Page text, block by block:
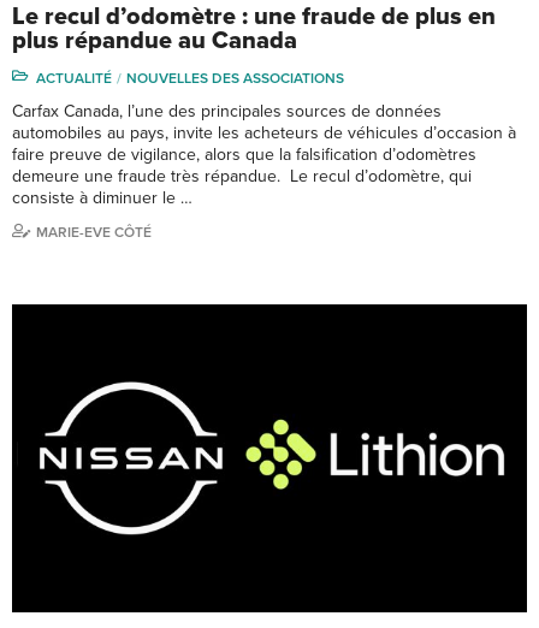
Le recul d’odomètre : une fraude de plus en
plus répandue au Canada
ACTUALITÉ NOUVELLES DES ASSOCIATIONS
Carfax Canada, l’une des principales sources de données
automobiles au pays, invite les acheteurs de véhicules d’occasion à
faire preuve de vigilance, alors que la falsification d’odomètres
demeure une fraude très répandue. Le recul d’odomètre, qui
consiste à diminuer le …
MARIE-EVE CÔTÉ